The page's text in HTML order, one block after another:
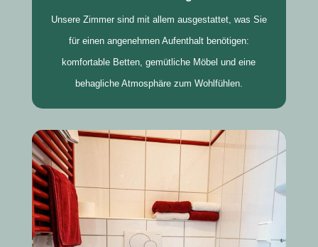
Unsere Zimmer sind mit allem ausgestattet, was Sie
für einen angenehmen Aufenthalt benötigen:
komfortable Betten, gemütliche Möbel und eine
behagliche Atmosphäre zum Wohlfühlen.